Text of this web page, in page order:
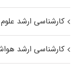
کارشناسی ارشد
کارشناسی ارشد